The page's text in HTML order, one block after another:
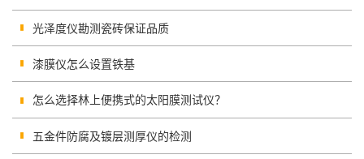
光泽度仪勘测瓷砖保证品质
漆膜仪怎么设置铁基
怎么选择林上便携式的太阳膜测试仪？
五金件防腐及镀层测厚仪的检测